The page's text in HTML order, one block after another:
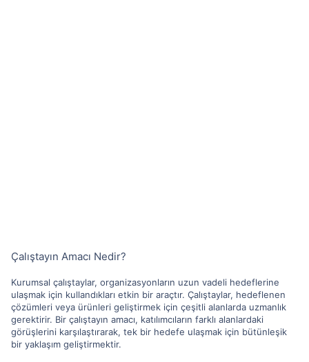
Çalıştayın Amacı Nedir?
Kurumsal çalıştaylar, organizasyonların uzun vadeli hedeflerine
ulaşmak için kullandıkları etkin bir araçtır. Çalıştaylar, hedeflenen
çözümleri veya ürünleri geliştirmek için çeşitli alanlarda uzmanlık
gerektirir. Bir çalıştayın amacı, katılımcıların farklı alanlardaki
görüşlerini karşılaştırarak, tek bir hedefe ulaşmak için bütünleşik
bir yaklaşım geliştirmektir.